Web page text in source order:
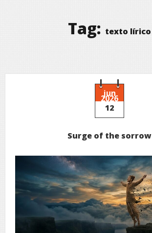
Tag: texto lírico
jun
2026
12
Surge of the sorrow